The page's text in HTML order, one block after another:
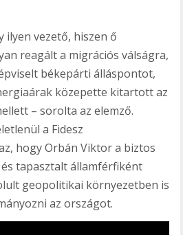
vezető, hiszen ő
reagált a migrációs válságra,
békepárti álláspontot,
közepette kitartott az
– sorolta az elemző.
a Fidesz
hogy Orbán Viktor a biztos
tapasztalt államférfiként
geopolitikai környezetben is
az országot.